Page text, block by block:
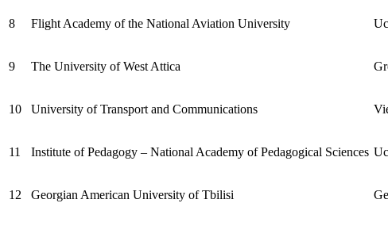
8 Flight Academy of the National Aviation University
9 The University of West Attica
10 University of Transport and Communications
11 Institute of Pedagogy – National Academy of Pedagogical Sciences
12 Georgian American University of Tbilisi